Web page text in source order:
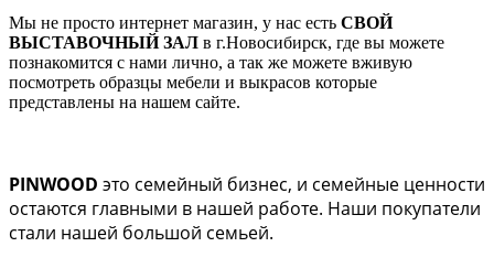
Мы не просто интернет магазин, у нас есть СВОЙ
ВЫСТАВОЧНЫЙ ЗАЛ в г.Новосибирск, где вы можете
познакомится с нами лично, а так же можете вживую
посмотреть образцы мебели и выкрасов которые
представлены на нашем сайте.
PINWOOD это семейный бизнес, и семейные ценности
остаются главными в нашей работе. Наши покупатели
стали нашей большой семьей.